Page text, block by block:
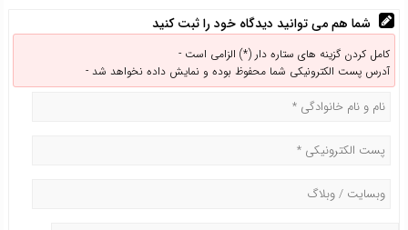
شما هم می توانید دیدگاه خود را ثبت کنید
کامل کردن گزینه های ستاره دار (*) الزامی است -
آدرس پست الکترونیکی شما محفوظ بوده و نمایش داده نخواهد شد -